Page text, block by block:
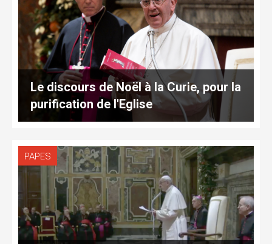
Le discours de Noël à la Curie, pour la
purification de l'Eglise
PAPES